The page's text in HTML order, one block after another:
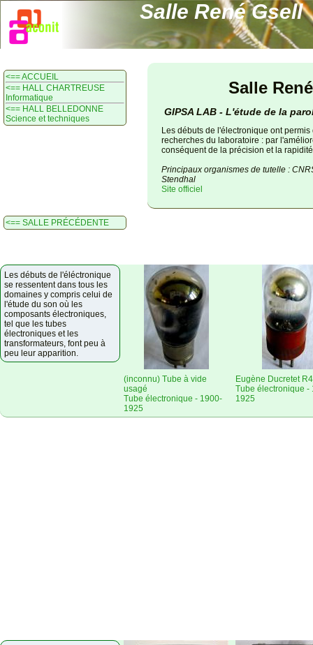
Salle René Gsell
<== ACCUEIL
<== HALL CHARTREUSE
Informatique
<== HALL BELLEDONNE
Science et techniques
Salle
GIPSA LAB - L'étude de la
Les débuts de l'électronique ont
recherches du laboratoire : par
conséquent de la précision et la
Principaux organismes de tutelle :
Stendhal
Site officiel
<== SALLE PRÉCÉDENTE
Les débuts de l'éléctronique
se ressentent dans tous les
domaines y compris celui de
l'étude du son où les
composants électroniques,
tel que les tubes
électroniques et les
transformateurs, font peu à
peu leur apparition.
(inconnu) Tube à vide
usagé
Tube électronique - 1900-
1925
Eugène Ducretet
Tube électronique -
1925